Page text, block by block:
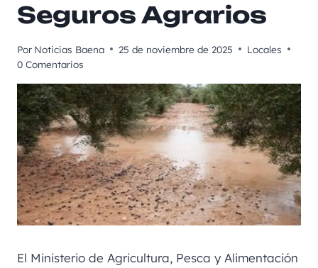
Seguros Agrarios
Por Noticias Baena 25 de noviembre de 2025
Locales
0 Comentarios
El Ministerio de Agricultura, Pesca y Alimentación